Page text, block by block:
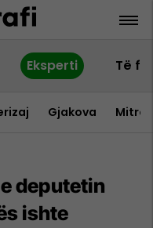
Eksperti Të
Gjakova
deputetin
ishte